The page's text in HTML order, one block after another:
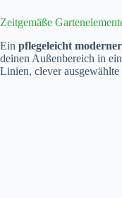
Zeitgemäße
Ein pflegeleicht
deinen Außenbereich in
Linien, clever